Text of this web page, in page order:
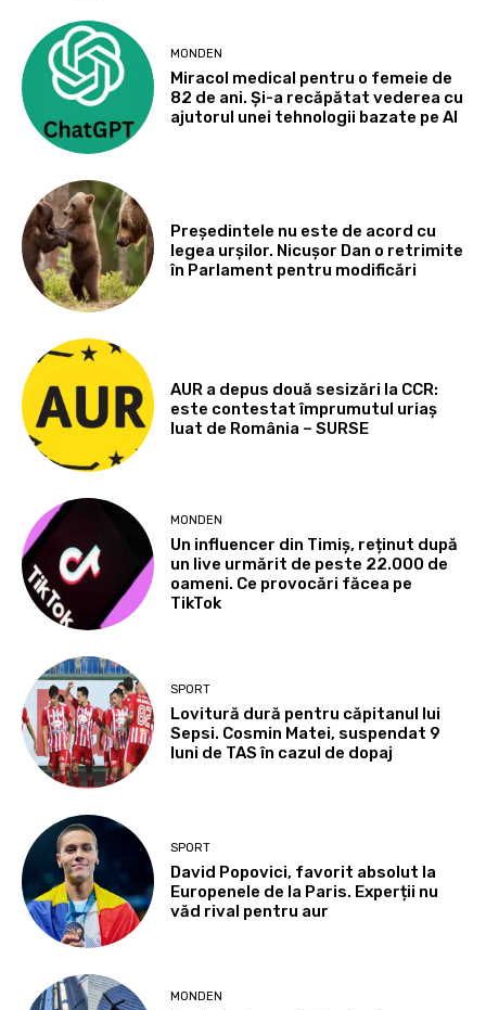
MONDEN
Miracol medical pentru o femeie de
82 de ani. Și-a recăpătat vederea cu
ajutorul unei tehnologii bazate pe AI
Președintele nu este de acord cu
legea urșilor. Nicușor Dan o retrimite
în Parlament pentru modificări
AUR a depus două sesizări la CCR:
este contestat împrumutul uriaș
luat de România – SURSE
MONDEN
Un influencer din Timiș, reținut după
un live urmărit de peste 22.000 de
oameni. Ce provocări făcea pe
TikTok
SPORT
Lovitură dură pentru căpitanul lui
Sepsi. Cosmin Matei, suspendat 9
luni de TAS în cazul de dopaj
SPORT
David Popovici, favorit absolut la
Europenele de la Paris. Experții nu
văd rival pentru aur
MONDEN